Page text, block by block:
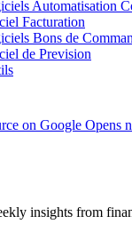
Automatisation
Facturation
Bons de
de Prevision
on Google Opens
insights from